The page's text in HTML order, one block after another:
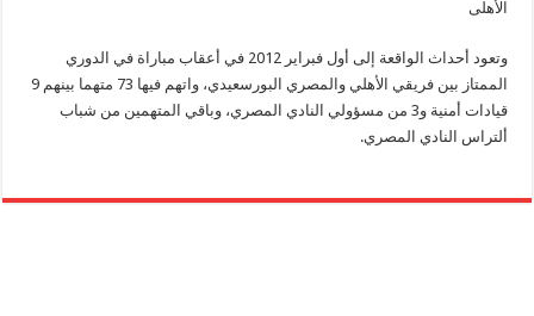
الأهلى
وتعود أحداث الواقعة إلى أول فبراير 2012 في أعقاب مباراة في الدوري
الممتاز بين فريقي الأهلي والمصري البورسعيدي، واتهم فيها 73 متهما بينهم 9
قيادات أمنية و3 من مسؤولي النادي المصري، وباقي المتهمين من شباب
ألتراس النادي المصري.